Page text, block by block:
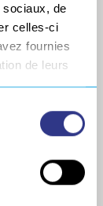
de
celles-ci
fournies
de leurs